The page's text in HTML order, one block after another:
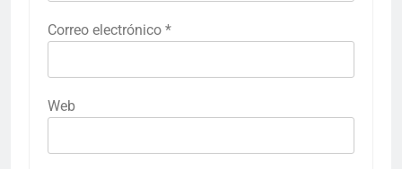
Correo electrónico *
Web